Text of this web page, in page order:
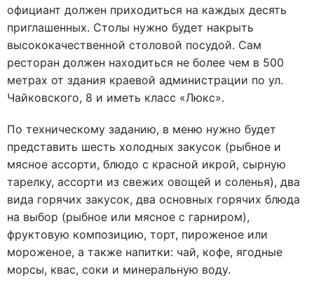
официант должен приходиться на каждых десять
приглашенных. Столы нужно будет накрыть
высококачественной столовой посудой. Сам
ресторан должен находиться не более чем в 500
метрах от здания краевой администрации по ул.
Чайковского, 8 и иметь класс «Люкс».
По техническому заданию, в меню нужно будет
представить шесть холодных закусок (рыбное и
мясное ассорти, блюдо с красной икрой, сырную
тарелку, ассорти из свежих овощей и соленья), два
вида горячих закусок, два основных горячих блюда
на выбор (рыбное или мясное с гарниром),
фруктовую композицию, торт, пироженое или
мороженое, а также напитки: чай, кофе, ягодные
морсы, квас, соки и минеральную воду.